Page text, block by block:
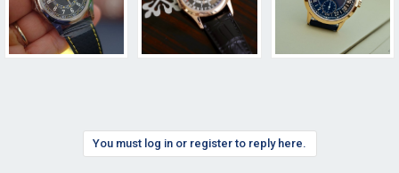
You must log in or register to reply here.